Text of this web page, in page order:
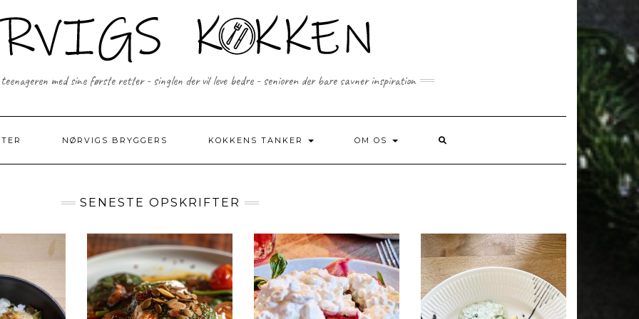
med sine første retter - singlen der vil leve bedre - senioren der bare savner inspiration
NØRVIGS BRYGGERS KOKKENS TANKER OM OS
SENESTE OPSKRIFTER